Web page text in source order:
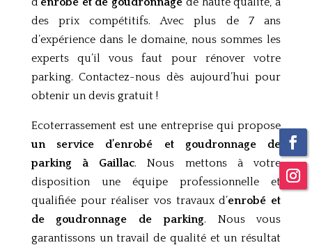
des prix compétitifs. Avec plus de 7 ans
d’expérience dans le domaine, nous sommes les
experts qu’il vous faut pour rénover votre
parking. Contactez-nous dès aujourd’hui pour
obtenir un devis gratuit !
Ecoterrassement est une entreprise qui propose
un service d’enrobé et goudronnage de
parking à Gaillac. Nous mettons à votre
disposition une équipe professionnelle et
qualifiée pour réaliser vos travaux d’enrobé et
de goudronnage de parking. Nous vous
garantissons un travail de qualité et un résultat